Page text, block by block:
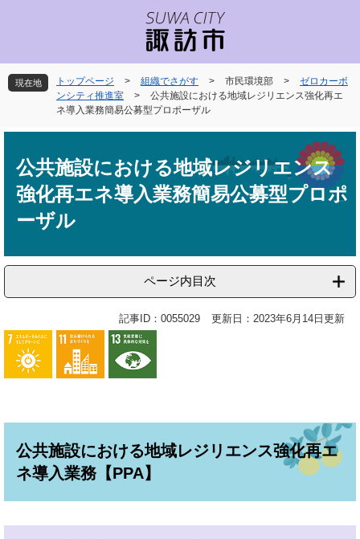
先
頭
を
飛
現在地 トップページ > 組織でさがす > 市民環境部 >
ゼロカーボ
ンシティ推進室
>
公共施設における地域レジリエンス強化再エ
ネ導入業務簡易公募型プロポーザル
公共施設における地域レジリエンス
強化再エネ導入業務簡易公募型プロポ
ーザル
ページ内目次
記事ID：0055029 更新日：2023年6月14日更新
公共施設における地域レジリエンス強化再エ
ネ導入業務【PPA】